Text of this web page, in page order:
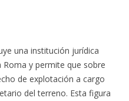
una institución jurídica
y permite que sobre
de explotación a cargo
del terreno. Esta figura